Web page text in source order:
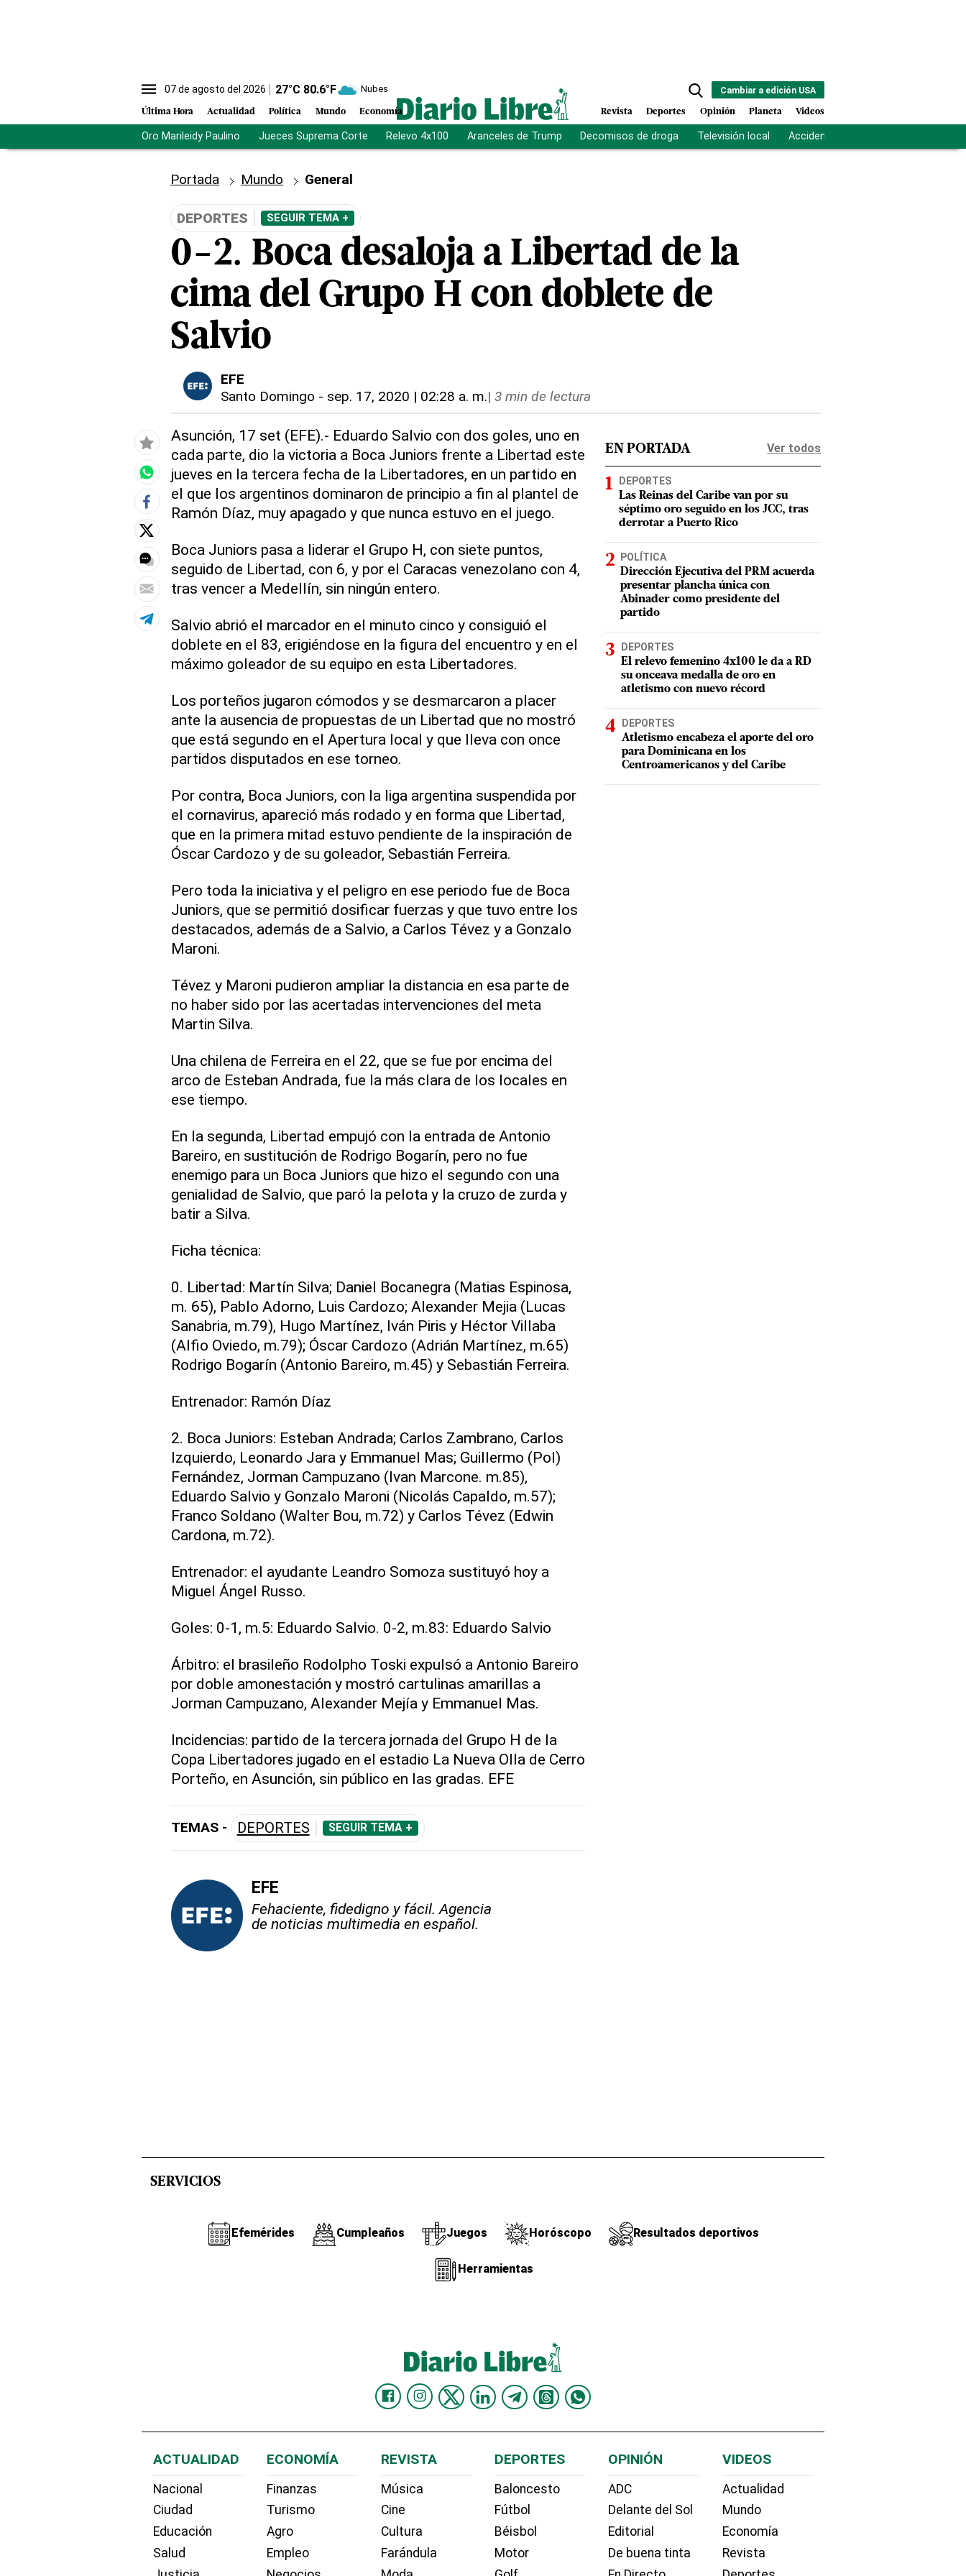
07 de agosto del 2026 27°C 80.6°F Nubes
Última Hora Actualidad Política Mundo Economía
Cambiar a edición USA
Revista Deportes Opinión Planeta Videos
Oro Marileidy Paulino Jueces Suprema Corte Relevo 4x100 Aranceles de Trump Decomisos de droga Televisión local Accidente Los Ríos
Portada Mundo General
DEPORTES SEGUIR TEMA +
0-2. Boca desaloja a Libertad de la
cima del Grupo H con doblete de
Salvio
EFE
Santo Domingo - sep. 17, 2020 | 02:28 a. m.| 3 min de lectura
Asunción, 17 set (EFE).- Eduardo Salvio con dos goles, uno en
cada parte, dio la victoria a Boca Juniors frente a Libertad este
jueves en la tercera fecha de la Libertadores, en un partido en
el que los argentinos dominaron de principio a fin al plantel de
Ramón Díaz, muy apagado y que nunca estuvo en el juego.
Boca Juniors pasa a liderar el Grupo H, con siete puntos,
seguido de Libertad, con 6, y por el Caracas venezolano con 4,
tras vencer a Medellín, sin ningún entero.
Salvio abrió el marcador en el minuto cinco y consiguió el
doblete en el 83, erigiéndose en la figura del encuentro y en el
máximo goleador de su equipo en esta Libertadores.
Los porteños jugaron cómodos y se desmarcaron a placer
ante la ausencia de propuestas de un Libertad que no mostró
que está segundo en el Apertura local y que lleva con once
partidos disputados en ese torneo.
Por contra, Boca Juniors, con la liga argentina suspendida por
el cornavirus, apareció más rodado y en forma que Libertad,
que en la primera mitad estuvo pendiente de la inspiración de
Óscar Cardozo y de su goleador, Sebastián Ferreira.
Pero toda la iniciativa y el peligro en ese periodo fue de Boca
Juniors, que se permitió dosificar fuerzas y que tuvo entre los
destacados, además de a Salvio, a Carlos Tévez y a Gonzalo
Maroni.
Tévez y Maroni pudieron ampliar la distancia en esa parte de
no haber sido por las acertadas intervenciones del meta
Martin Silva.
Una chilena de Ferreira en el 22, que se fue por encima del
arco de Esteban Andrada, fue la más clara de los locales en
ese tiempo.
En la segunda, Libertad empujó con la entrada de Antonio
Bareiro, en sustitución de Rodrigo Bogarín, pero no fue
enemigo para un Boca Juniors que hizo el segundo con una
genialidad de Salvio, que paró la pelota y la cruzo de zurda y
batir a Silva.
Ficha técnica:
0. Libertad: Martín Silva; Daniel Bocanegra (Matias Espinosa,
m. 65), Pablo Adorno, Luis Cardozo; Alexander Mejia (Lucas
Sanabria, m.79), Hugo Martínez, Iván Piris y Héctor Villaba
(Alfio Oviedo, m.79); Óscar Cardozo (Adrián Martínez, m.65)
Rodrigo Bogarín (Antonio Bareiro, m.45) y Sebastián Ferreira.
Entrenador: Ramón Díaz
2. Boca Juniors: Esteban Andrada; Carlos Zambrano, Carlos
Izquierdo, Leonardo Jara y Emmanuel Mas; Guillermo (Pol)
Fernández, Jorman Campuzano (Ivan Marcone. m.85),
Eduardo Salvio y Gonzalo Maroni (Nicolás Capaldo, m.57);
Franco Soldano (Walter Bou, m.72) y Carlos Tévez (Edwin
Cardona, m.72).
Entrenador: el ayudante Leandro Somoza sustituyó hoy a
Miguel Ángel Russo.
Goles: 0-1, m.5: Eduardo Salvio. 0-2, m.83: Eduardo Salvio
Árbitro: el brasileño Rodolpho Toski expulsó a Antonio Bareiro
por doble amonestación y mostró cartulinas amarillas a
Jorman Campuzano, Alexander Mejía y Emmanuel Mas.
Incidencias: partido de la tercera jornada del Grupo H de la
Copa Libertadores jugado en el estadio La Nueva Olla de Cerro
Porteño, en Asunción, sin público en las gradas. EFE
TEMAS - DEPORTES SEGUIR TEMA +
EFE
Fehaciente, fidedigno y fácil. Agencia
de noticias multimedia en español.
EN PORTADA Ver todos
DEPORTES
Las Reinas del Caribe van por su
séptimo oro seguido en los JCC, tras
derrotar a Puerto Rico
POLÍTICA
Dirección Ejecutiva del PRM acuerda
presentar plancha única con
Abinader como presidente del
partido
DEPORTES
El relevo femenino 4x100 le da a RD
su onceava medalla de oro en
atletismo con nuevo récord
DEPORTES
Atletismo encabeza el aporte del oro
para Dominicana en los
Centroamericanos y del Caribe
SERVICIOS
Efemérides Cumpleaños Juegos Horóscopo Resultados deportivos
Herramientas
ACTUALIDAD
Nacional
Ciudad
Educación
Salud
ECONOMÍA
Finanzas
Turismo
Agro
Empleo
REVISTA
Música
Cine
Cultura
Farándula
DEPORTES
Baloncesto
Fútbol
Béisbol
Motor
OPINIÓN
ADC
Delante del Sol
Editorial
De buena tinta
VIDEOS
Actualidad
Mundo
Economía
Revista